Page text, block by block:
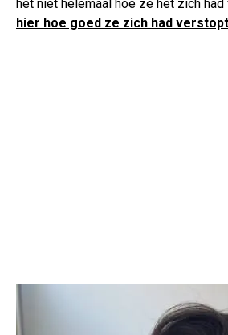
het niet helemaal hoe ze het zich
hier hoe goed ze zich had